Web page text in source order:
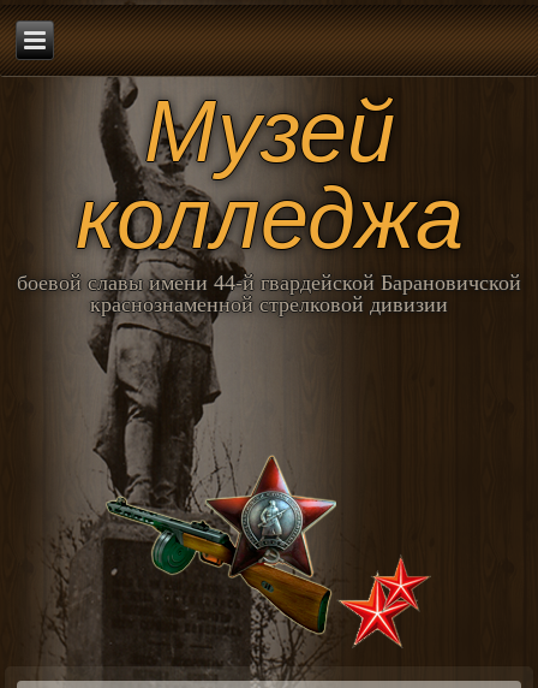
Музей
колледжа
боевой славы имени 44-й гвардейской Барановичской
краснознаменной стрелковой дивизии